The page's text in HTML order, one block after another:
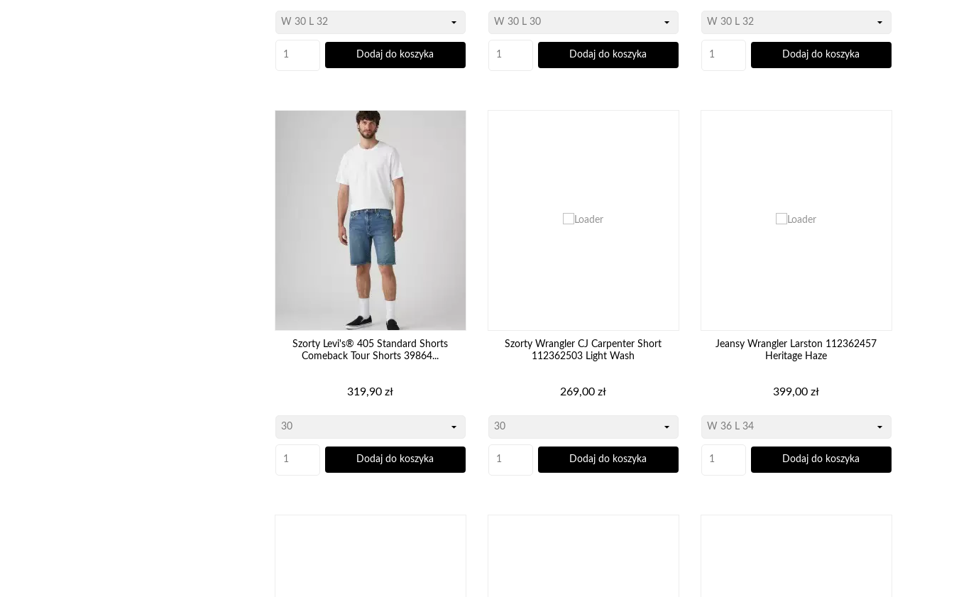
Dodaj do koszyka Dodaj do koszyka Dodaj do koszyka
Szorty Levi's® 405 Standard Shorts
Comeback Tour Shorts 39864...
Cena
319,90 zł
Dodaj do koszyka
Szorty Wrangler CJ Carpenter Short
112362503 Light Wash
Cena
269,00 zł
Dodaj do koszyka
Jeansy Wrangler Larston 112362457
Heritage Haze
Cena
399,00 zł
Dodaj do koszyka